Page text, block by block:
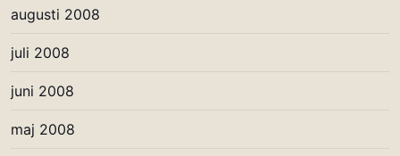
augusti 2008
juli 2008
juni 2008
maj 2008